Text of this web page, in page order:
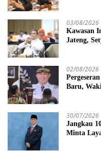
03/08/2026
Kawasan
Jateng,
02/08/2026
Baru,
30/07/2026
Jangkau
Minta